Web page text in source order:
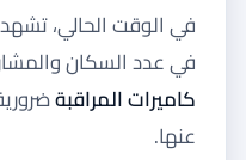
في الوقت الحالي،
في عدد السكان
كاميرات المراقبة
عنها.